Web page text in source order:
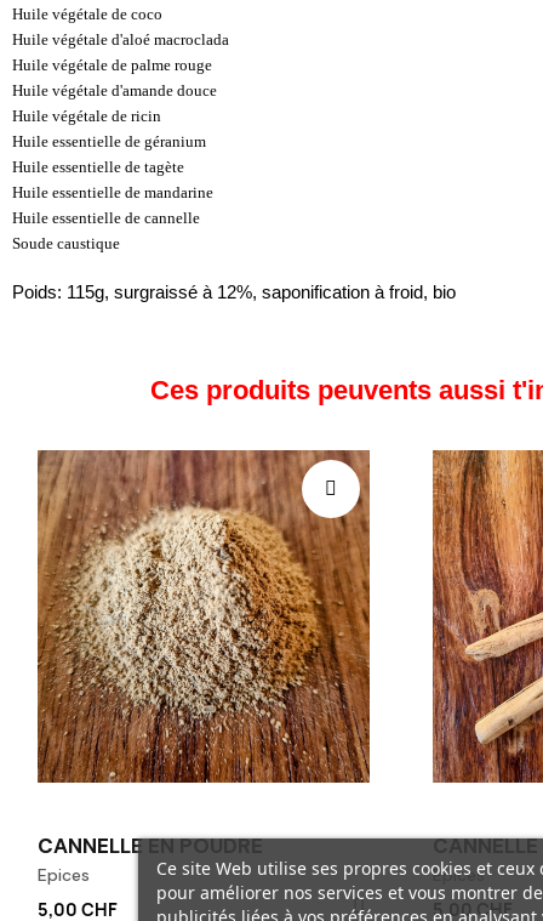
Huile végétale de coco
Huile végétale d'aloé macroclada
Huile végétale de palme rouge
Huile végétale d'amande douce
Huile végétale de ricin
Huile essentielle de géranium
Huile essentielle de tagète
Huile essentielle de mandarine
Huile essentielle de cannelle
Soude caustique
Poids: 115g, surgraissé à 12%, saponification à froid, bio
Ces produits peuvents aussi
CANNELLE EN POUDRE
Epices
5,00 CHF
Epices
5,00 CHF
Ce site Web utilise ses propres cookies et ceux
pour améliorer nos services et vous montrer